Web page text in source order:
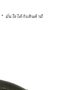
* มั่นใจได้กับสินค้ามี